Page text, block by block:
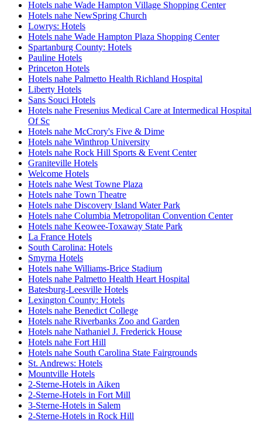
Hotels nahe Wade Hampton Village Shopping Center
Hotels nahe NewSpring Church
Lowrys: Hotels
Hotels nahe Wade Hampton Plaza Shopping Center
Spartanburg County: Hotels
Pauline Hotels
Princeton Hotels
Hotels nahe Palmetto Health Richland Hospital
Liberty Hotels
Sans Souci Hotels
Hotels nahe Fresenius Medical Care at Intermedical Hospital
Of Sc
Hotels nahe McCrory's Five & Dime
Hotels nahe Winthrop University
Hotels nahe Rock Hill Sports & Event Center
Graniteville Hotels
Welcome Hotels
Hotels nahe West Towne Plaza
Hotels nahe Town Theatre
Hotels nahe Discovery Island Water Park
Hotels nahe Columbia Metropolitan Convention Center
Hotels nahe Keowee-Toxaway State Park
La France Hotels
South Carolina: Hotels
Smyrna Hotels
Hotels nahe Williams-Brice Stadium
Hotels nahe Palmetto Health Heart Hospital
Batesburg-Leesville Hotels
Lexington County: Hotels
Hotels nahe Benedict College
Hotels nahe Riverbanks Zoo and Garden
Hotels nahe Nathaniel J. Frederick House
Hotels nahe Fort Hill
Hotels nahe South Carolina State Fairgrounds
St. Andrews: Hotels
Mountville Hotels
2-Sterne-Hotels in Aiken
2-Sterne-Hotels in Fort Mill
3-Sterne-Hotels in Salem
2-Sterne-Hotels in Rock Hill